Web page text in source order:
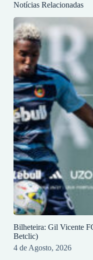
Notícias Relacionadas
Bilheteira: Gil Vicente
Betclic)
4 de Agosto, 2026